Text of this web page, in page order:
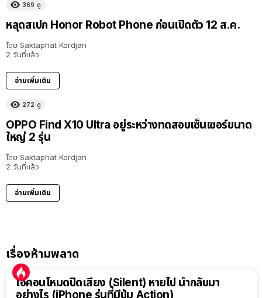
369 ดู
หลุดสเปก Honor Robot Phone ก่อนเปิดตัว 12 ส.ค.
โดย Saktaphat Kordjan
2 วันที่แล้ว
อ่านเพิ่มเติม
272 ดู
OPPO Find X10 Ultra อยู่ระหว่างทดสอบเซ็นเซอร์ขนาด
ใหญ่ 2 รุ่น
โดย Saktaphat Kordjan
2 วันที่แล้ว
อ่านเพิ่มเติม
เรื่องห้ามพลาด
ไอคอนโหมดปิดเสียง (Silent) หายไป นำกลับมา
อย่างไร (iPhone รุ่นที่มีปุ่ม Action)